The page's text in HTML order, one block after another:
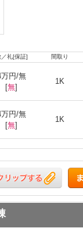
／礼[保証] 間取り
円/無
[無]
1K
円/無
[無]
1K